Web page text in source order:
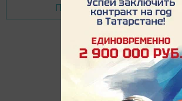
Перейти на страницу новости